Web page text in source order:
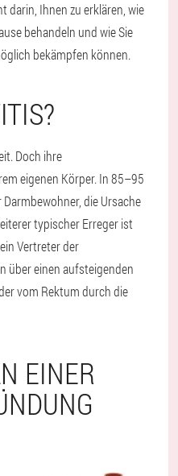
darin, Ihnen zu erklären, wie
behandeln und wie Sie
bekämpfen können.
Doch ihre
eigenen Körper. In 85–95
Darmbewohner, die Ursache
typischer Erreger ist
Vertreter der
über einen aufsteigenden
vom Rektum durch die
EINER